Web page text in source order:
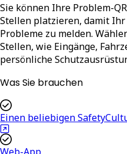
Sie können Ihre Problem-
Stellen platzieren, damit Ihr
Probleme zu melden.
Stellen, wie Eingänge,
persönliche
Was Sie brauchen
Einen beliebigen